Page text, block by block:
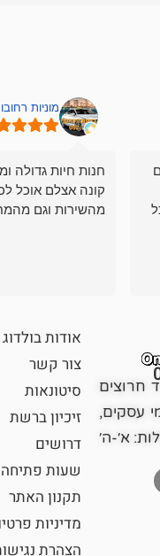
מוניות
חנות חיות גדולה
קונה אצלם אוכל
מהשירות וגם
חרוצים
| משלוחים: כל הארץ 1-5 ימי עסקים,
פעילות: א׳-ה׳
אודות בולדוג
צור קשר
סיטונאות
זיכיון ברשת
דרושים
שעות פתיחה
תקנון האתר
מדיניות
הצהרת